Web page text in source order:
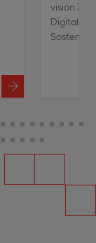
visión